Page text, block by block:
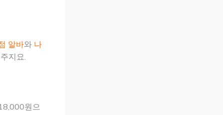
알바와 나
지요.
원으